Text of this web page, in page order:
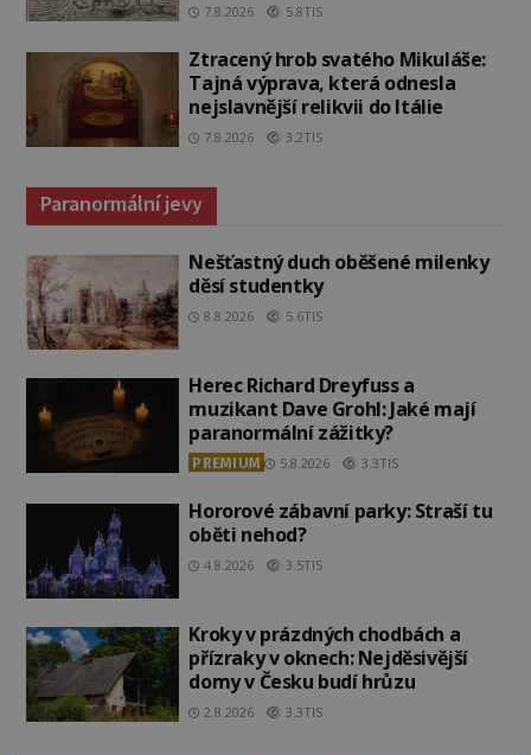
7.8.2026 5.8TIS
Ztracený hrob svatého Mikuláše:
Tajná výprava, která odnesla
nejslavnější relikvii do Itálie
7.8.2026 3.2TIS
Paranormální jevy
Nešťastný duch oběšené milenky
děsí studentky
8.8.2026 5.6TIS
Herec Richard Dreyfuss a
muzikant Dave Grohl: Jaké mají
paranormální zážitky?
PREMIUM 5.8.2026 3.3TIS
Hororové zábavní parky: Straší tu
oběti nehod?
4.8.2026 3.5TIS
Kroky v prázdných chodbách a
přízraky v oknech: Nejděsivější
domy v Česku budí hrůzu
2.8.2026 3.3TIS